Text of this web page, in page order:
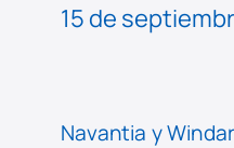
15 de
Navantia y